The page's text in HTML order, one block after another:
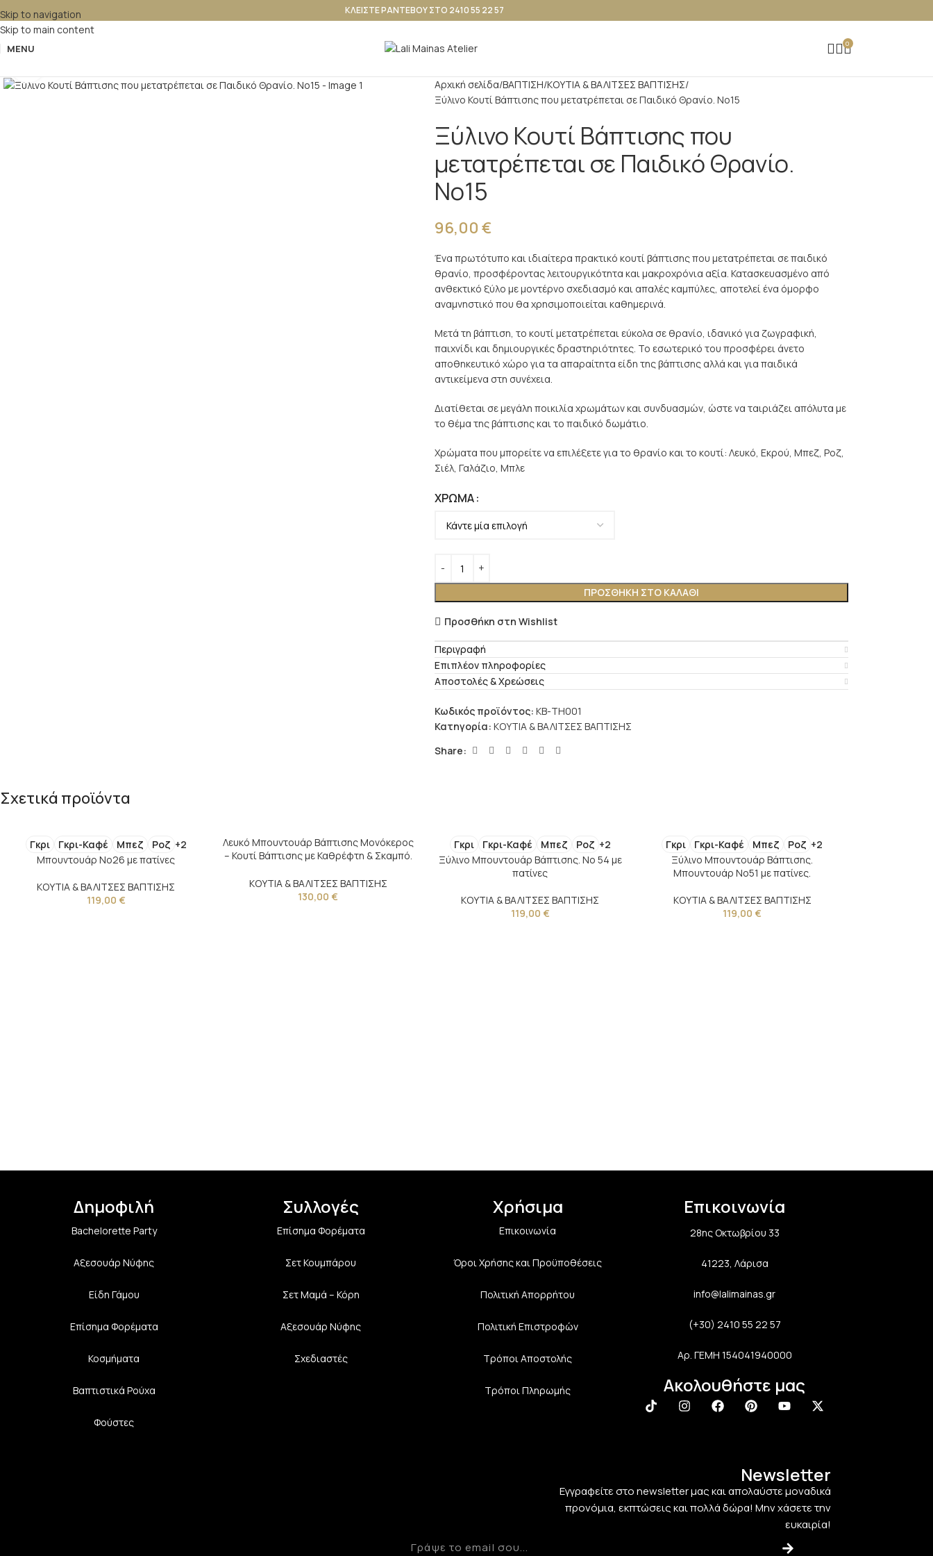
Skip to navigation
Skip to main content
ΚΛΕΙΣΤΕ ΡΑΝΤΕΒΟΥ ΣΤΟ 2410 55 22 57
MENU 0
Αρχική σελίδα ΒΑΠΤΙΣΗ ΚΟΥΤΙΑ & ΒΑΛΙΤΣΕΣ ΒΑΠΤΙΣΗΣ
Ξύλινο Κουτί Βάπτισης που μετατρέπεται σε Παιδικό Θρανίο. Νο15
Ξύλινο Κουτί Βάπτισης που
μετατρέπεται σε Παιδικό Θρανίο.
Νο15
96,00 €
Ένα πρωτότυπο και ιδιαίτερα πρακτικό κουτί βάπτισης που μετατρέπεται σε παιδικό
θρανίο, προσφέροντας λειτουργικότητα και μακροχρόνια αξία. Κατασκευασμένο από
ανθεκτικό ξύλο με μοντέρνο σχεδιασμό και απαλές καμπύλες, αποτελεί ένα όμορφο
αναμνηστικό που θα χρησιμοποιείται καθημερινά.
Μετά τη βάπτιση, το κουτί μετατρέπεται εύκολα σε θρανίο, ιδανικό για ζωγραφική,
παιχνίδι και δημιουργικές δραστηριότητες. Το εσωτερικό του προσφέρει άνετο
αποθηκευτικό χώρο για τα απαραίτητα είδη της βάπτισης αλλά και για παιδικά
αντικείμενα στη συνέχεια.
Διατίθεται σε μεγάλη ποικιλία χρωμάτων και συνδυασμών, ώστε να ταιριάζει απόλυτα με
το θέμα της βάπτισης και το παιδικό δωμάτιο.
Χρώματα που μπορείτε να επιλέξετε για το θρανίο και το κουτί: Λευκό, Εκρού, Μπεζ, Ροζ,
Σιέλ, Γαλάζιο, Μπλε
ΧΡΏΜΑ
ΠΡΟΣΘΉΚΗ ΣΤΟ ΚΑΛΆΘΙ
Προσθήκη στη Wishlist
Περιγραφή
Επιπλέον πληροφορίες
Αποστολές & Χρεώσεις
Κωδικός προϊόντος: ΚΒ-ΤΗ001
Κατηγορία: ΚΟΥΤΙΑ & ΒΑΛΙΤΣΕΣ ΒΑΠΤΙΣΗΣ
Share:
Σχετικά προϊόντα
Γκρι Γκρι-Καφέ Μπεζ Ροζ +2
Μπουντουάρ Νο26 με πατίνες
ΚΟΥΤΙΑ & ΒΑΛΙΤΣΕΣ ΒΑΠΤΙΣΗΣ
119,00 €
Λευκό Μπουντουάρ Βάπτισης Μονόκερος
– Κουτί Βάπτισης με Καθρέφτη & Σκαμπό.
ΚΟΥΤΙΑ & ΒΑΛΙΤΣΕΣ ΒΑΠΤΙΣΗΣ
130,00 €
Γκρι Γκρι-Καφέ Μπεζ Ροζ +2
Ξύλινο Μπουντουάρ Βάπτισης. Νο 54 με
πατίνες
ΚΟΥΤΙΑ & ΒΑΛΙΤΣΕΣ ΒΑΠΤΙΣΗΣ
119,00 €
Γκρι Γκρι-Καφέ Μπεζ Ροζ +2
Ξύλινο Μπουντουάρ Βάπτισης.
Μπουντουάρ Νο51 με πατίνες.
ΚΟΥΤΙΑ & ΒΑΛΙΤΣΕΣ ΒΑΠΤΙΣΗΣ
119,00 €
Δημοφιλή
Bachelorette Party
Αξεσουάρ Νύφης
Είδη Γάμου
Επίσημα Φορέματα
Κοσμήματα
Βαπτιστικά Ρούχα
Φούστες
Συλλογές
Επίσημα Φορέματα
Σετ Κουμπάρου
Σετ Μαμά – Κόρη
Αξεσουάρ Νύφης
Σχεδιαστές
Χρήσιμα
Επικοινωνία
Όροι Χρήσης και Προϋποθέσεις
Πολιτική Aπορρήτου
Πολιτική Επιστροφών
Τρόποι Αποστολής
Τρόποι Πληρωμής
Επικοινωνία
28ης Οκτωβρίου 33
41223, Λάρισα
info@lalimainas.gr
(+30) 2410 55 22 57
Αρ. ΓΕΜΗ 154041940000
Ακολουθήστε μας
Newsletter
Εγγραφείτε στο newsletter μας και απολαύστε μοναδικά
προνόμια, εκπτώσεις και πολλά δώρα! Μην χάσετε την
ευκαιρία!